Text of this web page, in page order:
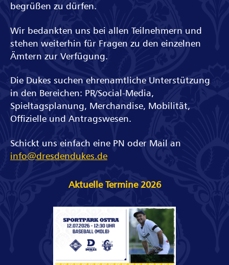
begrüßen zu dürfen.
Wir bedankten uns bei allen Teilnehmern und
stehen weiterhin für Fragen zu den einzelnen
Ämtern zur Verfügung.
Die Dukes suchen ehrenamtliche Unterstützung
in den Bereichen: PR/Social-Media,
Spieltagsplanung, Merchandise, Mobilität,
Offizielle und Antragswesen.
Schickt uns einfach eine PN oder Mail an
info@dresdendukes.de
Aktuelle Termine 2026